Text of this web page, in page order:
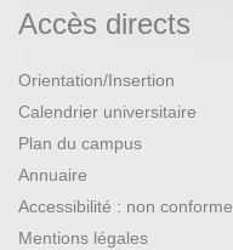
Accès directs
Orientation/Insertion
Calendrier universitaire
Plan du campus
Annuaire
Accessibilité : non conforme
Mentions légales